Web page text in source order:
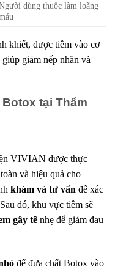
dùng thuốc làm loãng
khiết, được tiêm vào cơ
giảm nếp nhăn và
tại Thẩm
VIVIAN được thực
và hiệu quả cho
khám và tư vấn để xác
đó, khu vực tiêm sẽ
gây tê nhẹ để giảm đau
để đưa chất Botox vào